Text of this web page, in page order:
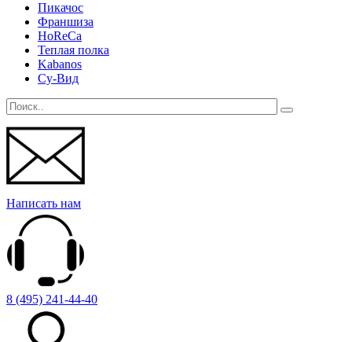
Пикачос
Франшиза
HoReCa
Теплая полка
Kabanos
Су-Вид
Написать нам
8 (495) 241-44-40